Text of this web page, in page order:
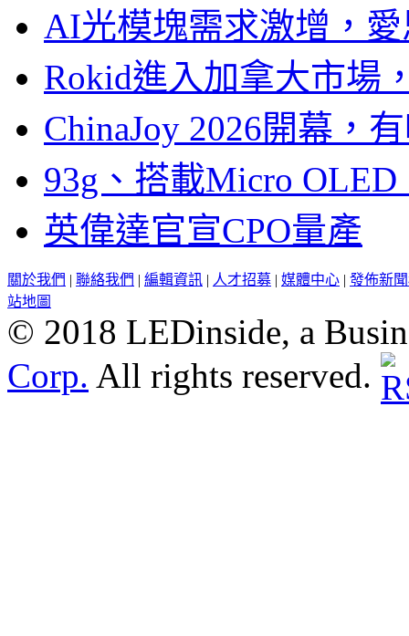
AI光模塊需求激增，
Rokid進入加拿大市場
ChinaJoy 2026開幕，
93g、搭載Micro
英偉達官宣CPO量產
關於我們 | 聯絡我們 | 編輯資訊 | 人才招募 | 媒體中心 | 發佈新
站地圖
© 2018 LEDinside, a
Corp. All rights reserved.